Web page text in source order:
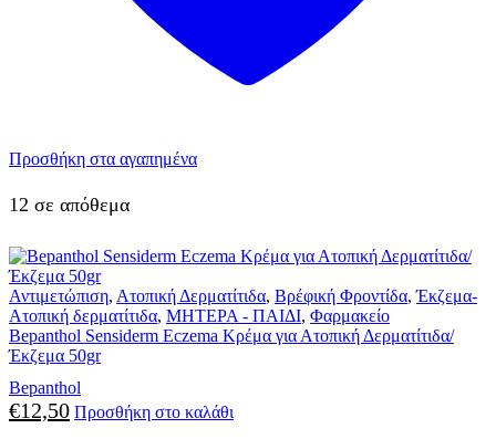
Προσθήκη στα αγαπημένα
12 σε απόθεμα
Αντιμετώπιση, Ατοπική Δερματίτιδα, Βρέφική Φροντίδα,Έκζεμα-
Ατοπική δερματίτιδα, ΜΗΤΕΡΑ - ΠΑΙΔΙ, Φαρμακείο
Bepanthol Sensiderm Eczema Κρέμα για Ατοπική Δερματίτιδα/
Έκζεμα 50gr
Bepanthol
€12,50 Προσθήκη στο καλάθι